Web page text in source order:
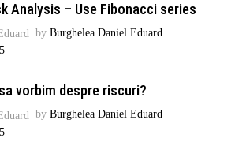
Analysis – Use Fibonacci series
by Burghelea Daniel Eduard
vorbim despre riscuri?
by Burghelea Daniel Eduard